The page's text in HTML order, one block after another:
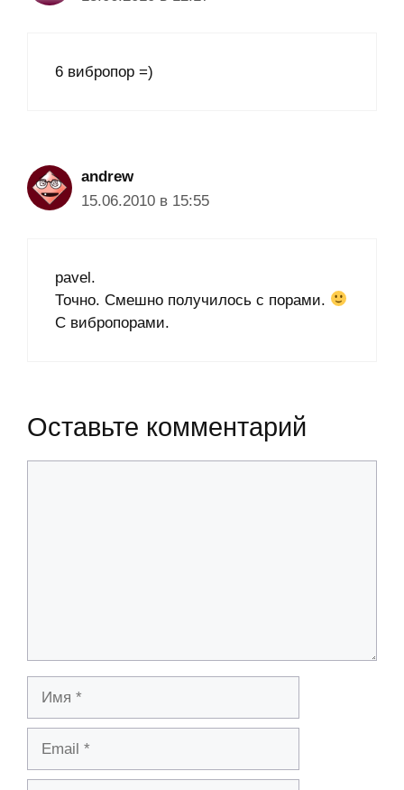
6 вибропор =)
andrew
15.06.2010 в 15:55
pavel.
Точно. Смешно получилось с порами.
С вибропорами.
Оставьте комментарий